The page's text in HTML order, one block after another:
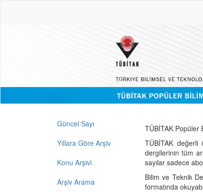
Güncel Sayı
Yıllara Göre Arşiv
Konu Arşivi
Arşiv Arama
TÜBİTAK Popüler
TÜBİTAK değerli
dergilerinin tüm
sayılar sadece
Bilim ve Teknik
formatında